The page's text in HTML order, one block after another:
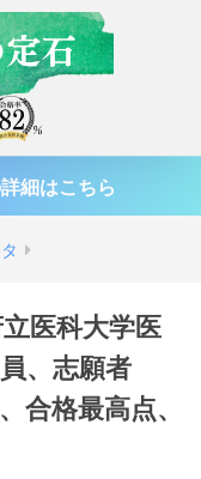
細はこちら
医科大学医
、志願者
合格最高点、